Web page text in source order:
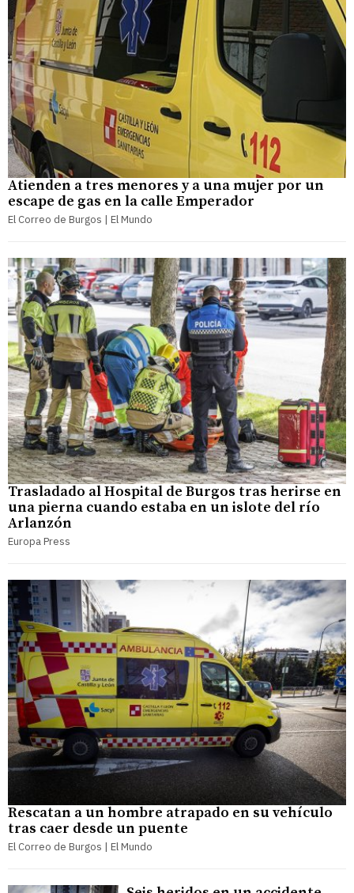
Atienden a tres menores y a una mujer por un
escape de gas en la calle Emperador
El Correo de Burgos | El Mundo
Trasladado al Hospital de Burgos tras herirse en
una pierna cuando estaba en un islote del río
Arlanzón
Europa Press
Rescatan a un hombre atrapado en su vehículo
tras caer desde un puente
El Correo de Burgos | El Mundo